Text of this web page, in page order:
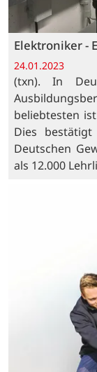
Elektroniker -
24.01.2023
(txn). In
beliebtesten
Dies
Deutschen
als 12.000